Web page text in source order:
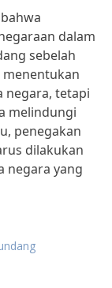
dalam
sebelah
negara, tetapi
melindungi
penegakan
dilakukan
negara yang